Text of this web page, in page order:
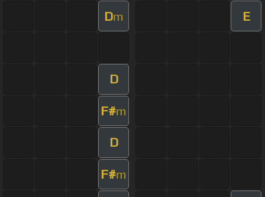
Dm E
D
F#m
D
F#m